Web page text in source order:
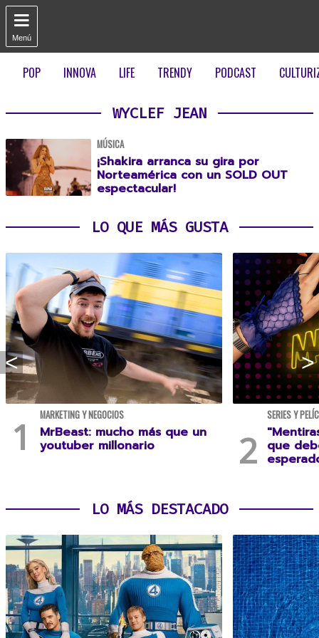

Menú
POP INNOVA LIFE TRENDY PODCAST
WYCLEF JEAN
MÚSICA
¡Shakira arranca su gira por
Norteamérica con un SOLD OUT
espectacular!
LO QUE MÁS GUSTA
MARKETING Y NEGOCIOS
MrBeast: mucho más que un
youtuber millonario
SERIES Y
que
LO MÁS DESTACADO